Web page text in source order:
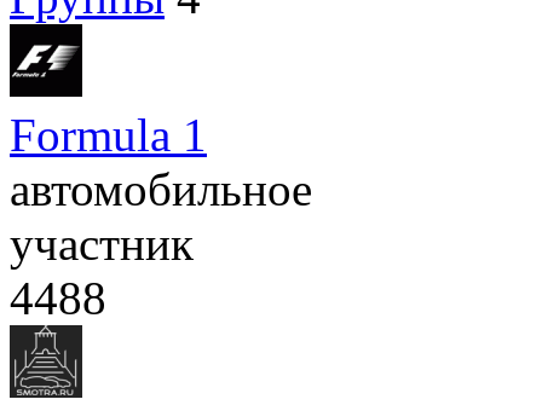
Formula 1
автомобильное
участник
4488